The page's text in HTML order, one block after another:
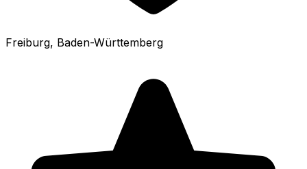
Freiburg, Baden-Württemberg